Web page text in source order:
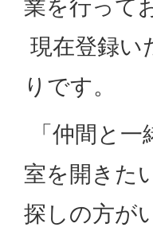
業を行って
現在登録い
りです。
「仲間と
室を開きた
探しの方が